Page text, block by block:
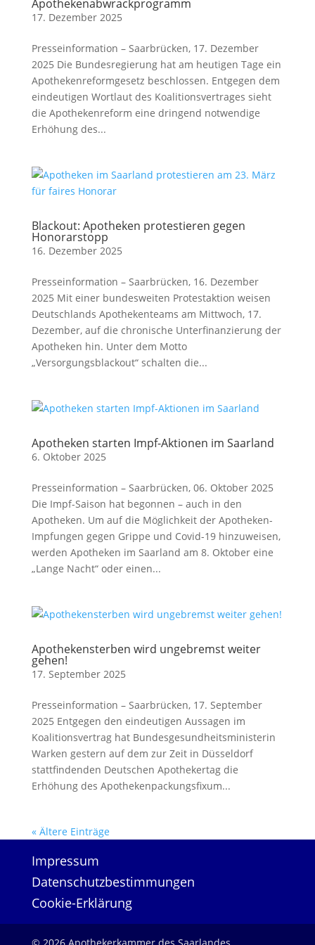
Apothekenabwrackprogramm
17. Dezember 2025
Presseinformation – Saarbrücken, 17. Dezember
2025 Die Bundesregierung hat am heutigen Tage ein
Apothekenreformgesetz beschlossen. Entgegen dem
eindeutigen Wortlaut des Koalitionsvertrages sieht
die Apothekenreform eine dringend notwendige
Erhöhung des...
Blackout: Apotheken protestieren gegen
Honorarstopp
16. Dezember 2025
Presseinformation – Saarbrücken, 16. Dezember
2025 Mit einer bundesweiten Protestaktion weisen
Deutschlands Apothekenteams am Mittwoch, 17.
Dezember, auf die chronische Unterfinanzierung der
Apotheken hin. Unter dem Motto
„Versorgungsblackout“ schalten die...
Apotheken starten Impf-Aktionen im Saarland
6. Oktober 2025
Presseinformation – Saarbrücken, 06. Oktober 2025
Die Impf-Saison hat begonnen – auch in den
Apotheken. Um auf die Möglichkeit der Apotheken-
Impfungen gegen Grippe und Covid-19 hinzuweisen,
werden Apotheken im Saarland am 8. Oktober eine
„Lange Nacht“ oder einen...
Apothekensterben wird ungebremst weiter
gehen!
17. September 2025
Presseinformation – Saarbrücken, 17. September
2025 Entgegen den eindeutigen Aussagen im
Koalitionsvertrag hat Bundesgesundheitsministerin
Warken gestern auf dem zur Zeit in Düsseldorf
stattfindenden Deutschen Apothekertag die
Erhöhung des Apothekenpackungsfixum...
« Ältere Einträge
Impressum
Datenschutzbestimmungen
Cookie-Erklärung